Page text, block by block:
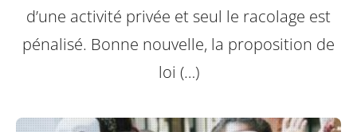
d’une activité privée et seul le racolage est
pénalisé. Bonne nouvelle, la proposition de
loi (…)